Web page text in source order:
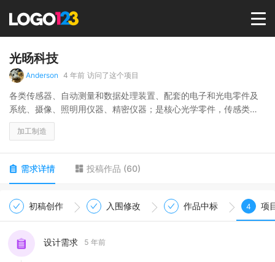
选择套餐→
商标版权
LOGO
光旸科技
Anderson 4 年前 访问了这个项目
各类传感器、自动测量和数据处理装置、配套的电子和光电零件及
系统、摄像、照明用仪器、精密仪器；是核心光学零件，传感类
的，高端高精度产品一类产品
加工制造
需求详情 投稿作品 (60)
初稿创作 入围修改 作品中标 4 项
设计需求 5 年前